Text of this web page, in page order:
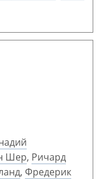
Шер, Ричард
, Фредерик